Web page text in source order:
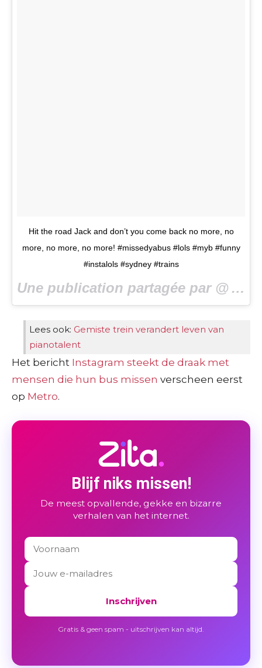
Hit the road Jack and don’t you come back no more, no
more, no more, no more! #missedyabus #lols #myb #funny
#instalols #sydney #trains
Une publication partagée par @
Lees ook: Gemiste trein verandert leven van
pianotalent
Het bericht Instagram steekt de draak met
mensen die hun bus missen verscheen eerst
op Metro.
Blijf niks missen!
De meest opvallende, gekke en bizarre
verhalen van het internet.
Inschrijven
Gratis & geen spam - uitschrijven kan altijd.